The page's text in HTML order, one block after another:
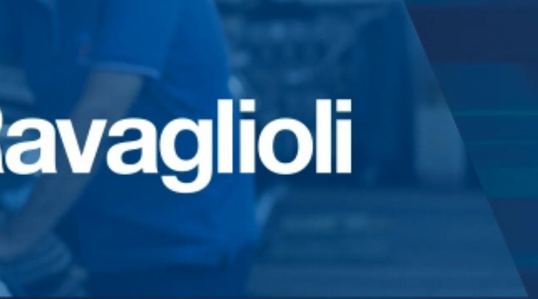
Seleccione su idioma